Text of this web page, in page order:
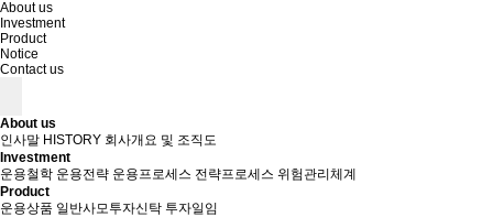
About us
Investment
Product
Notice
Contact us
About us
인사말 HISTORY 회사개요 및 조직도
Investment
운용철학 운용전략 운용프로세스 전략프로세스 위험관리체계
Product
운용상품 일반사모투자신탁 투자일임